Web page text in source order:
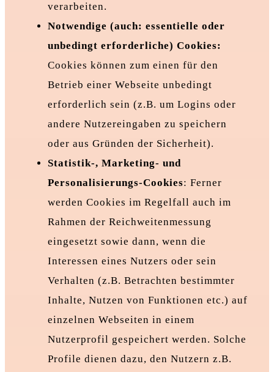
verarbeiten.
Notwendige (auch: essentielle oder
unbedingt erforderliche) Cookies:
Cookies können zum einen für den
Betrieb einer Webseite unbedingt
erforderlich sein (z.B. um Logins oder
andere Nutzereingaben zu speichern
oder aus Gründen der Sicherheit).
Statistik-, Marketing- und
Personalisierungs-Cookies: Ferner
werden Cookies im Regelfall auch im
Rahmen der Reichweitenmessung
eingesetzt sowie dann, wenn die
Interessen eines Nutzers oder sein
Verhalten (z.B. Betrachten bestimmter
Inhalte, Nutzen von Funktionen etc.) auf
einzelnen Webseiten in einem
Nutzerprofil gespeichert werden. Solche
Profile dienen dazu, den Nutzern z.B.